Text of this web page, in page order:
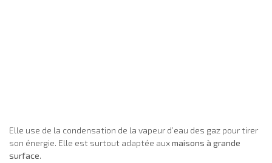
Elle use de la condensation de la vapeur d’eau des gaz pour tirer
son énergie. Elle est surtout adaptée auxmaisons à grande
surface.